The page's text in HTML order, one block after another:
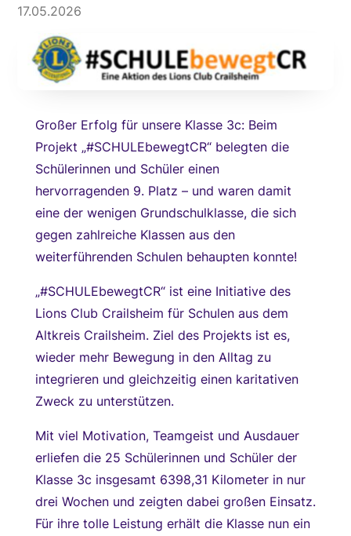
17.05.2026
Großer Erfolg für unsere Klasse 3c: Beim
Projekt „#SCHULEbewegtCR“ belegten die
Schülerinnen und Schüler einen
hervorragenden 9. Platz – und waren damit
eine der wenigen Grundschulklasse, die sich
gegen zahlreiche Klassen aus den
weiterführenden Schulen behaupten konnte!
„#SCHULEbewegtCR“ ist eine Initiative des
Lions Club Crailsheim für Schulen aus dem
Altkreis Crailsheim. Ziel des Projekts ist es,
wieder mehr Bewegung in den Alltag zu
integrieren und gleichzeitig einen karitativen
Zweck zu unterstützen.
Mit viel Motivation, Teamgeist und Ausdauer
erliefen die 25 Schülerinnen und Schüler der
Klasse 3c insgesamt 6398,31 Kilometer in nur
drei Wochen und zeigten dabei großen Einsatz.
Für ihre tolle Leistung erhält die Klasse nun ein